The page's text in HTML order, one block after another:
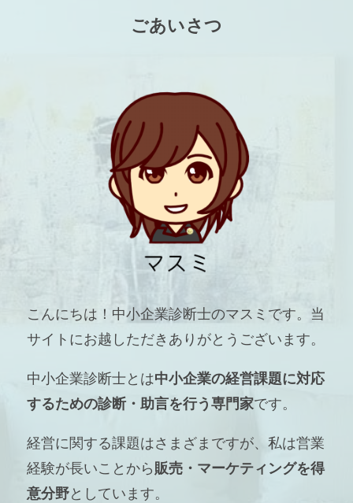
ごあいさつ
こんにちは！中小企業診断士のマスミです。当
サイトにお越しただきありがとうございます。
中小企業診断士とは中小企業の経営課題に対応
するための診断・助言を行う専門家です。
経営に関する課題はさまざまですが、私は営業
経験が長いことから 販売・マーケティングを得
意分野としています。